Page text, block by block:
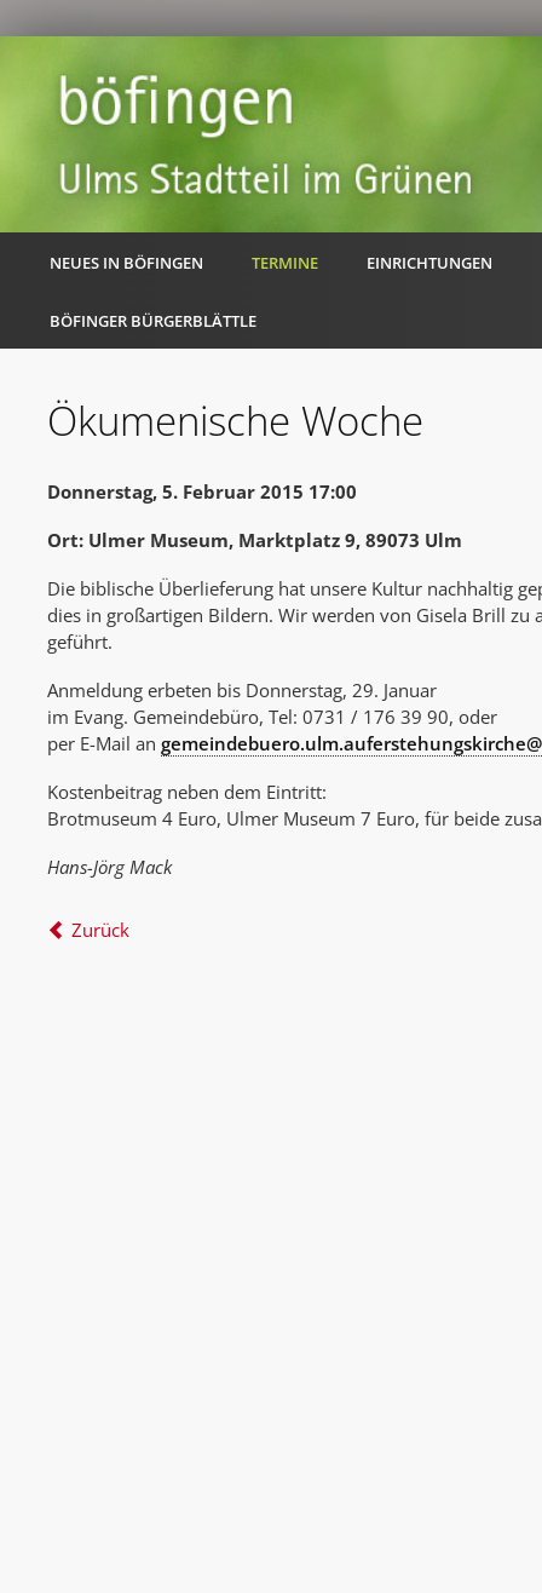
NEUES IN BÖFINGEN TERMINE EINRICHTUNGEN
BÖFINGER BÜRGERBLÄTTLE
Ökumenische Woche
Donnerstag, 5. Februar 2015 17:00
Ort: Ulmer Museum, Marktplatz 9, 89073 Ulm
Die biblische Überlieferung hat unsere Kultur nachhaltig
dies in großartigen Bildern. Wir werden von Gisela Brill zu
geführt.
Anmeldung erbeten bis Donnerstag, 29. Januar
im Evang. Gemeindebüro, Tel: 0731 / 176 39 90, oder
per E-Mail an
Kostenbeitrag neben dem Eintritt:
Brotmuseum 4 Euro, Ulmer Museum 7 Euro, für beide
Hans-Jörg Mack
Zurück